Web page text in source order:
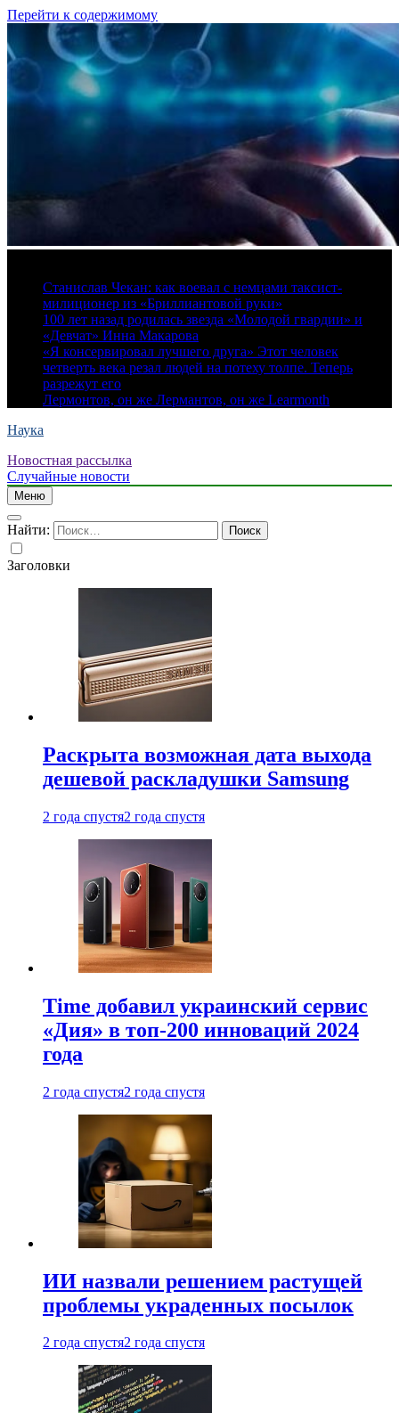
Перейти к содержимому
Станислав Чекан: как воевал с немцами таксист-
милиционер из «Бриллиантовой руки»
100 лет назад родилась звезда «Молодой гвардии» и
«Девчат» Инна Макарова
«Я консервировал лучшего друга» Этот человек
четверть века резал людей на потеху толпе. Теперь
разрежут его
Лермонтов, он же Лермантов, он же Learmonth
Наука
Новостная рассылка
Случайные новости
Меню
Найти:
Заголовки
Раскрыта возможная дата выхода
дешевой раскладушки Samsung
2 года спустя2 года спустя
Time добавил украинский сервис
«Дия» в топ-200 инноваций 2024
года
2 года спустя2 года спустя
ИИ назвали решением растущей
проблемы украденных посылок
2 года спустя2 года спустя